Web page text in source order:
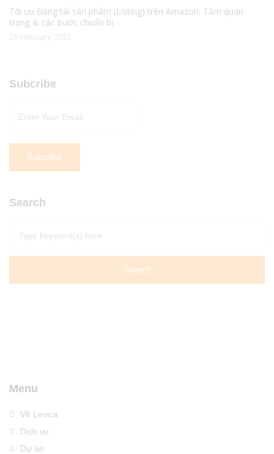
Tối ưu Đăng tải sản phẩm (Listing) trên Amazon: Tầm quan
trọng & các bước chuẩn bị
26 February, 2025
Subcribe
Search
Menu
Về Levica
Dịch vụ
Dự án